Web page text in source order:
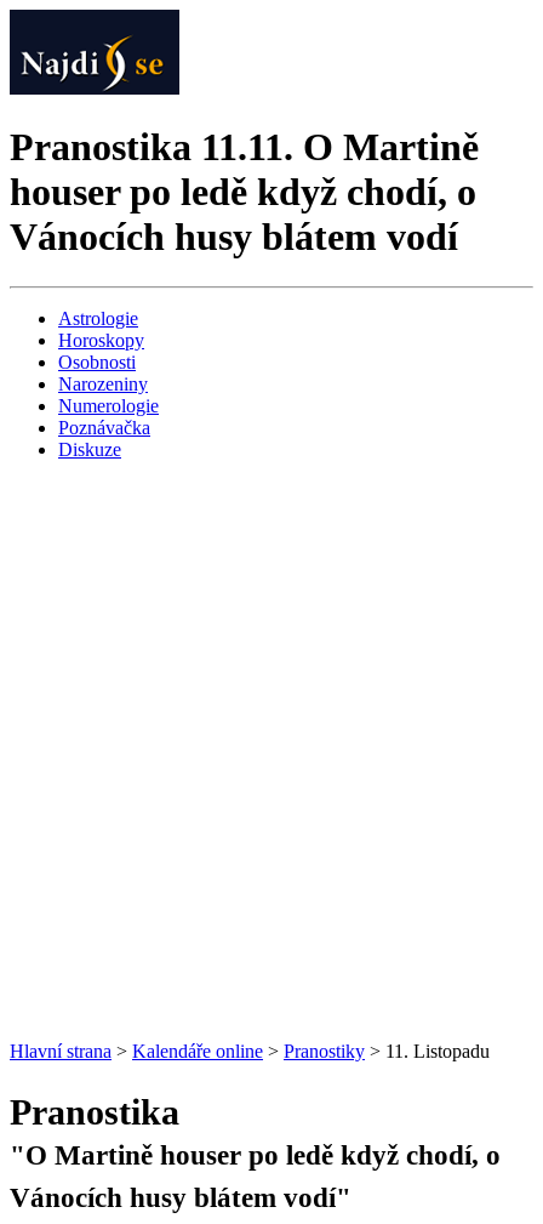
Pranostika 11.11. O Martině
houser po ledě když chodí, o
Vánocích husy blátem vodí
Astrologie
Horoskopy
Osobnosti
Narozeniny
Numerologie
Poznávačka
Diskuze
Hlavní strana > Kalendáře online > Pranostiky > 11. Listopadu
Pranostika
"O Martině houser po ledě když chodí, o
Vánocích husy blátem vodí"